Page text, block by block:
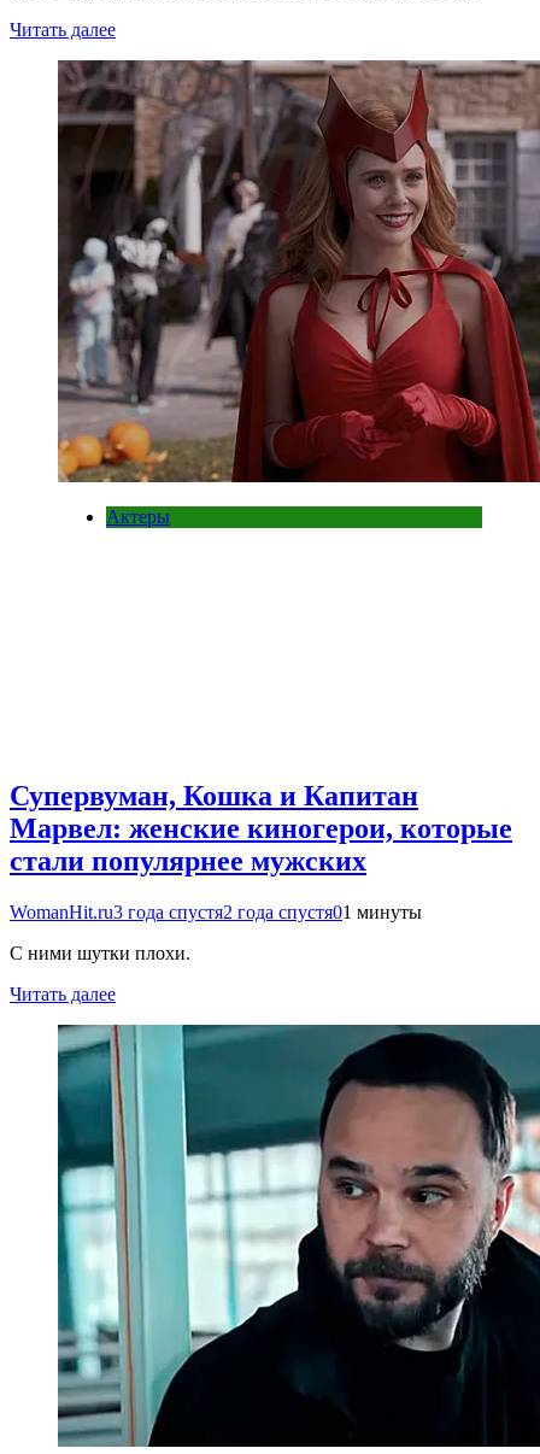
Читать далее
Актеры
Супервуман, Кошка и Капитан
Марвел: женские киногерои, которые
стали популярнее мужских
WomanHit.ru3 года спустя2 года спустя01 минуты
С ними шутки плохи.
Читать далее